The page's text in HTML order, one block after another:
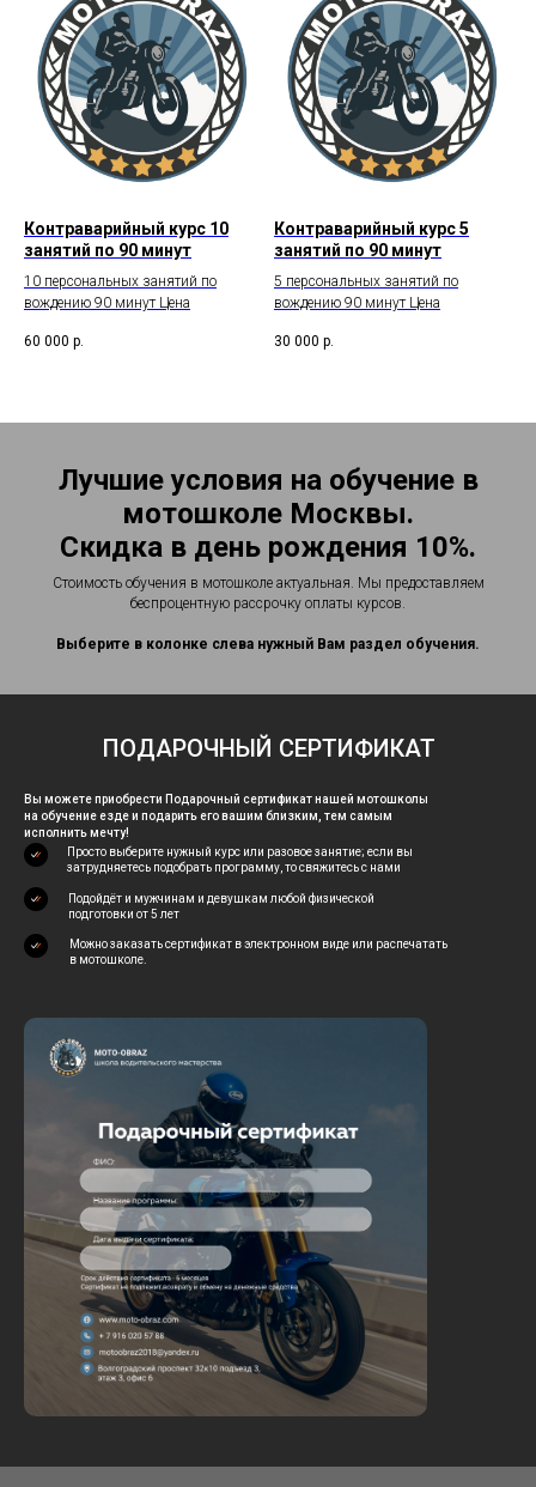
Контраварийный курс 10
занятий по 90 минут
10 персональных занятий по
вождению 90 минут Цена
60 000 р.
Контраварийный курс 5
занятий по 90 минут
5 персональных занятий по
вождению 90 минут Цена
30 000 р.
Лучшие условия на обучение в
мотошколе Москвы.
Скидка в день рождения 10%.
Стоимость обучения в мотошколе актуальная. Мы предоставляем
беспроцентную рассрочку оплаты курсов.
Выберите в колонке слева нужный Вам раздел обучения.
Вы можете приобрести Подарочный сертификат нашей мотошколы
на обучение езде и подарить его вашим близким, тем самым
исполнить мечту!
Можно заказать сертификат в электронном виде или распечатать
в мотошколе.
Подойдёт и мужчинам и девушкам любой физической
подготовки от 5 лет
Просто выберите нужный курс или разовое занятие; если вы
затрудняетесь подобрать программу, то свяжитесь с нами
ПОДАРОЧНЫЙ СЕРТИФИКАТ